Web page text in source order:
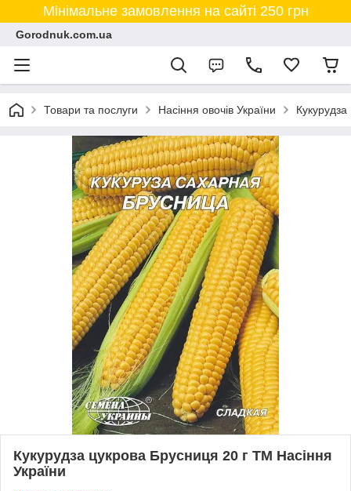
Мінімальне замовлення на сайті 250 грн
Gorodnuk.com.ua
Товари та послуги Насіння овочів України Кукурудза
Кукурудза цукрова Брусниця 20 г ТМ Насіння
України